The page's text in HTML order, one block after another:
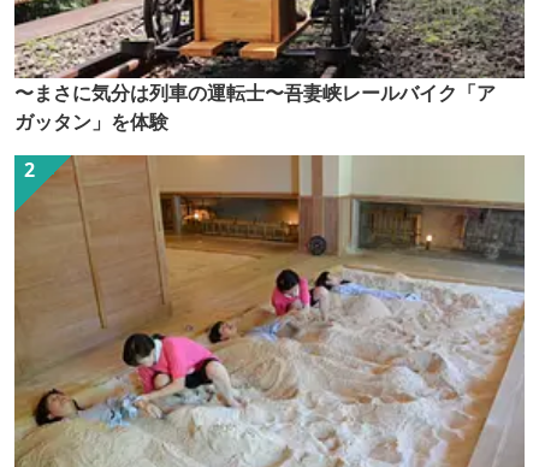
〜まさに気分は列車の運転士〜吾妻峡レールバイク「ア
ガッタン」を体験